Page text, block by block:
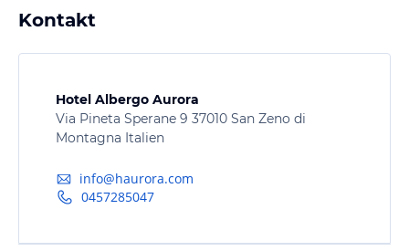
Kontakt
Hotel Albergo Aurora
Via Pineta Sperane 9 37010 San Zeno di
Montagna Italien
info@haurora.com
0457285047